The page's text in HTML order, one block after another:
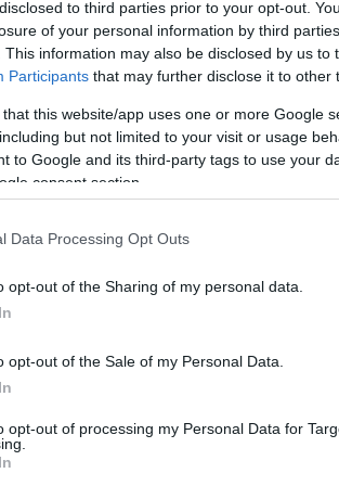
to third parties prior to your opt-out.
of your personal information by third
This information may also be disclosed by us to
Participants that may further disclose it to other
that this website/app uses one or more Google
but not limited to your visit or usage
to Google and its third-party tags to use your
consent section.
Data Processing Opt Outs
opt-out of the Sharing of my personal data.
opt-out of the Sale of my Personal Data.
opt-out of processing my Personal Data for
rekordjukat állították be az
rangadó.
otthonában a labdarúgó OTP Bank
veretlen bajnoki meccsük, ezzel
december közepén a Puskás
már a Paks
összecsapása következik a Puskás
lép pályára a Paks. Jegyek már